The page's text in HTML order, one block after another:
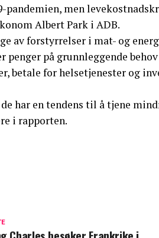
men
Albert Park i ADB.
av forstyrrelser i mat- og
på grunnleggende
betale for helsetjenester og
har en tendens til å tjene
i rapporten.